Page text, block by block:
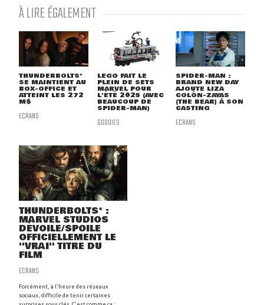
À LIRE ÉGALEMENT
THUNDERBOLTS*
SE MAINTIENT AU
BOX-OFFICE ET
ATTEINT LES 272
M$
ECRANS
LEGO FAIT LE
PLEIN DE SETS
MARVEL POUR
L'ÉTÉ 2025 (AVEC
BEAUCOUP DE
SPIDER-MAN)
GOODIES
SPIDER-MAN :
BRAND NEW DAY
AJOUTE LIZA
COLÓN-ZAYAS
(THE BEAR) À SON
CASTING
ECRANS
THUNDERBOLTS* :
MARVEL STUDIOS
DÉVOILE/SPOILE
OFFICIELLEMENT LE
''VRAI'' TITRE DU
FILM
ECRANS
Forcément, à l'heure des réseaux
sociaux, difficile de tenir certaines